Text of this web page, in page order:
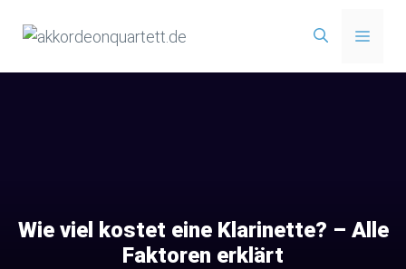
Inhalt
Menü
Wie viel kostet eine Klarinette? – Alle
Faktoren erklärt